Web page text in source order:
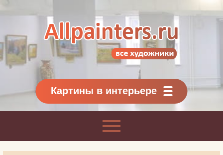
Картины классиков
и современников
Картины в интерьере